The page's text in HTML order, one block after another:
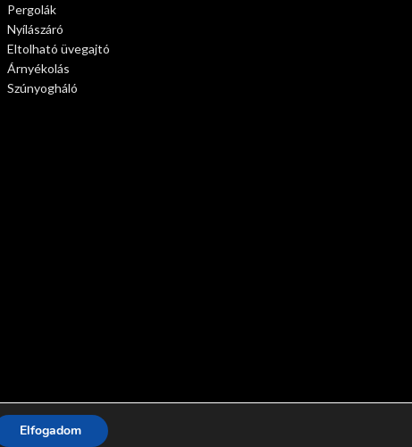
Pergolák
Nyílászáró
Eltolható üvegajtó
Árnyékolás
Szúnyogháló
Elfogadom